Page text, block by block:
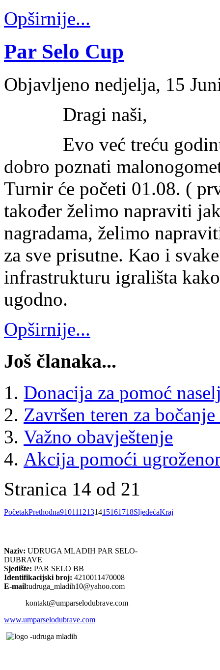
Opširnije...
Par Selo Cup
Objavljeno nedjelja, 15
Dragi naši,
Evo već treću
dobro poznati
Turnir će početi 01.08. (
također želimo napraviti
nagradama, želimo
za sve prisutne. Kao i
infrastrukturu igrališta
ugodno.
Opširnije...
Još članaka...
Donacija za pomoć
Završen teren za
Važno obavještenje
Akcija pomoći
Stranica 14 od 21
PočetakPrethodna9101112131415161718SljedećaKraj
Naziv: UDRUGA MLADIH PAR SELO-
DUBRAVE
Sjedište: PAR SELO BB
Identifikacijski broj: 4210011470008
E-mail:udruga_mladih10@yahoo.com
kontakt@umparselodubrave.com
www.umparselodubrave.com